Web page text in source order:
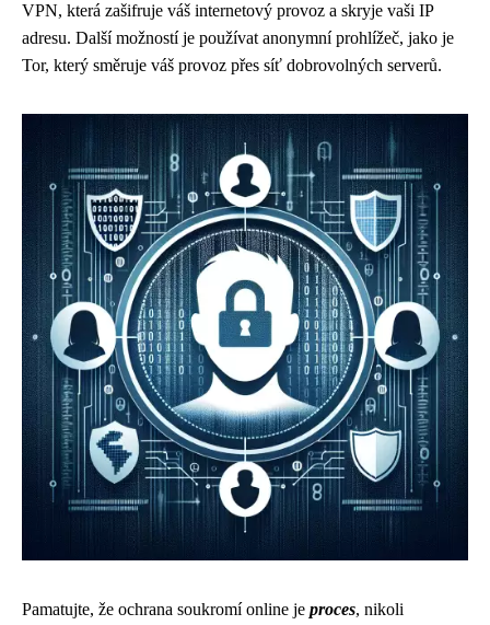
VPN, která zašifruje váš internetový provoz a skryje vaši IP
adresu. Další možností je používat anonymní prohlížeč, jako je
Tor, který směruje váš provoz přes síť dobrovolných serverů.
Pamatujte, že ochrana soukromí online je proces, nikoli